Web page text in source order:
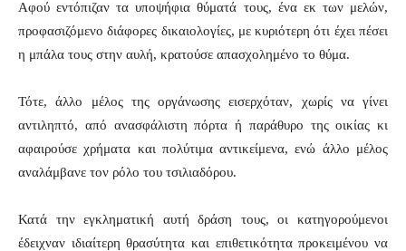
Αφού εντόπιζαν τα υποψήφια θύματά τους, ένα εκ των μελών,
προφασιζόμενο διάφορες δικαιολογίες, με κυριότερη ότι έχει πέσει
η μπάλα τους στην αυλή, κρατούσε απασχολημένο το θύμα.
Τότε, άλλο μέλος της οργάνωσης εισερχόταν, χωρίς να γίνει
αντιληπτό, από ανασφάλιστη πόρτα ή παράθυρο της οικίας κι
αφαιρούσε χρήματα και πολύτιμα αντικείμενα, ενώ άλλο μέλος
αναλάμβανε τον ρόλο του τσιλιαδόρου.
Κατά την εγκληματική αυτή δράση τους, οι κατηγορούμενοι
έδειχναν ιδιαίτερη θρασύτητα και επιθετικότητα προκειμένου να